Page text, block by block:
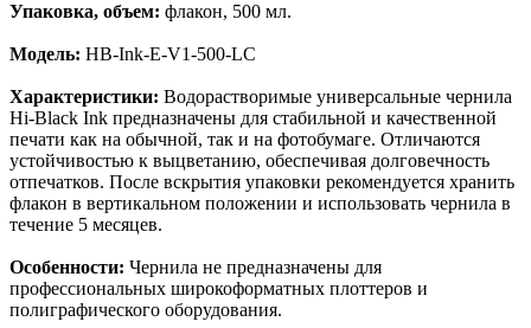
Упаковка, объем: флакон, 500 мл.
Модель: HB-Ink-E-V1-500-LC
Характеристики: Водорастворимые универсальные чернила
Hi-Black Ink предназначены для стабильной и качественной
печати как на обычной, так и на фотобумаге. Отличаются
устойчивостью к выцветанию, обеспечивая долговечность
отпечатков. После вскрытия упаковки рекомендуется хранить
флакон в вертикальном положении и использовать чернила в
течение 5 месяцев.
Особенности: Чернила не предназначены для
профессиональных широкоформатных плоттеров и
полиграфического оборудования.